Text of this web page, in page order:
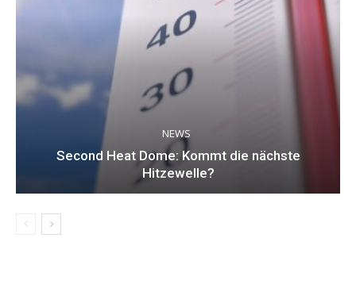
NEWS
Second Heat Dome: Kommt die nächste
Hitzewelle?